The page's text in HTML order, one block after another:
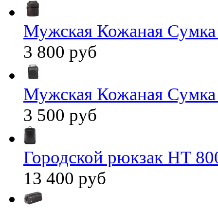
Мужская Кожаная
3 800 руб
Мужская Кожаная
3 500 руб
Городской рюкзак HT
13 400 руб